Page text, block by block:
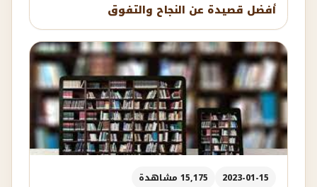
أفضل قصيدة عن النجاح والتفوق
2023-01-15 15,175 مشاهدة